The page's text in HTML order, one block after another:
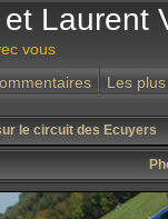
Laurent
vous
Les
le circuit des Ecuyers